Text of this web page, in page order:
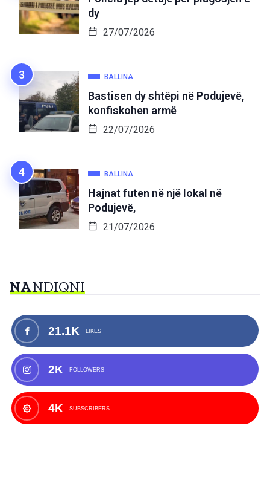
dy
27/07/2026
BALLINA
Bastisen dy shtëpi në Podujevë,
konfiskohen armë
22/07/2026
BALLINA
Hajnat futen në një lokal në
Podujevë,
21/07/2026
NANDIQNI
21.1K LIKES
2K FOLLOWERS
4K SUBSCRIBERS